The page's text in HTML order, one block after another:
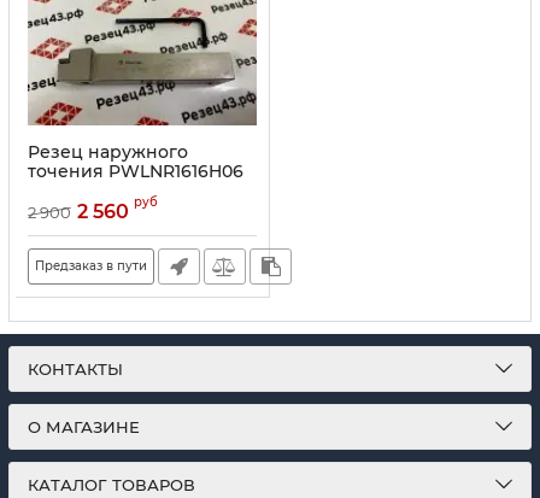
Резец наружного
точения PWLNR1616H06
2 900 2 560 руб
Предзаказ в пути
КОНТАКТЫ
О МАГАЗИНЕ
КАТАЛОГ ТОВАРОВ